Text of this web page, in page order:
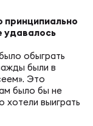
соревнований
регби
принципиально
удавалось
обыграть
были в
Это
было бы не
хотели выиграть